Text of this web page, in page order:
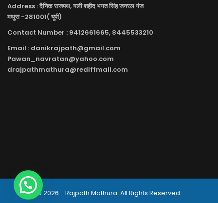
Address : दैनिक राजपथ, गली शहीद भगत सिंह जनरल गंज
मथुरा -281001( यूपी)
Contact Number : 9412661665, 8445533210
Email : danikrajpath@gmail.com
Pawan_navratan@yahoo.com
drajpathmathura@rediffmail.com
© 2026 - Rajpath Mathura. All Rights Reserved.